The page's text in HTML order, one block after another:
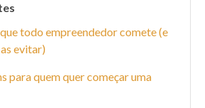
todo empreendedor comete (e
evitar)
para quem quer começar uma